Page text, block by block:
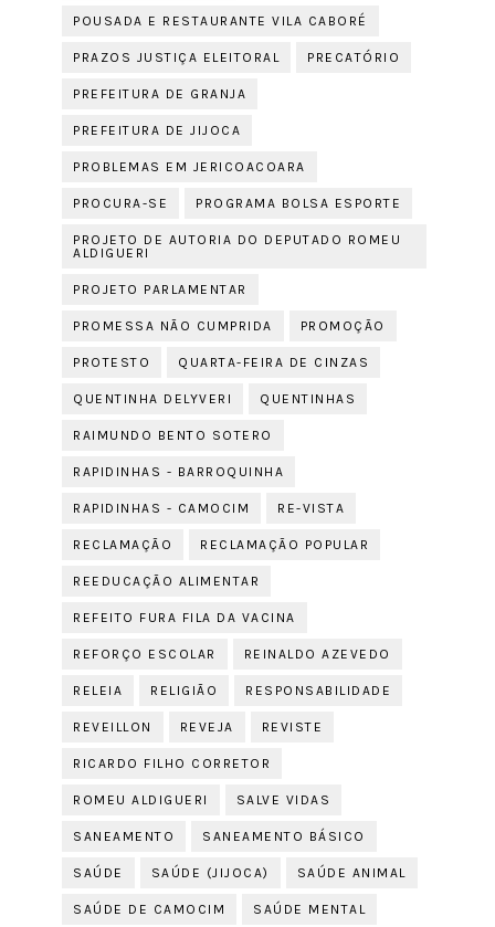
POUSADA E RESTAURANTE VILA CABORÉ
PRAZOS JUSTIÇA ELEITORAL PRECATÓRIO
PREFEITURA DE GRANJA
PREFEITURA DE JIJOCA
PROBLEMAS EM JERICOACOARA
PROCURA-SE PROGRAMA BOLSA ESPORTE
PROJETO DE AUTORIA DO DEPUTADO ROMEU
ALDIGUERI
PROJETO PARLAMENTAR
PROMESSA NÃO CUMPRIDA PROMOÇÃO
PROTESTO QUARTA-FEIRA DE CINZAS
QUENTINHA DELYVERI QUENTINHAS
RAIMUNDO BENTO SOTERO
RAPIDINHAS - BARROQUINHA
RAPIDINHAS - CAMOCIM RE-VISTA
RECLAMAÇÃO RECLAMAÇÃO POPULAR
REEDUCAÇÃO ALIMENTAR
REFEITO FURA FILA DA VACINA
REFORÇO ESCOLAR REINALDO AZEVEDO
RELEIA RELIGIÃO RESPONSABILIDADE
REVEILLON REVEJA REVISTE
RICARDO FILHO CORRETOR
ROMEU ALDIGUERI SALVE VIDAS
SANEAMENTO SANEAMENTO BÁSICO
SAÚDE SAÚDE (JIJOCA) SAÚDE ANIMAL
SAÚDE DE CAMOCIM SAÚDE MENTAL